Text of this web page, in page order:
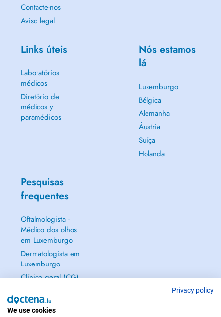
Contacte-nos
Aviso legal
Links úteis
Laboratórios
médicos
Diretório de
médicos y
paramédicos
Nós estamos
lá
Luxemburgo
Bélgica
Alemanha
Áustria
Suíça
Holanda
Pesquisas
frequentes
Oftalmologista -
Médico dos olhos
em Luxemburgo
Dermatologista em
Luxemburgo
Clínico geral (CG)
Ginecologista em
Luxemburgo
Privacy policy
We use cookies